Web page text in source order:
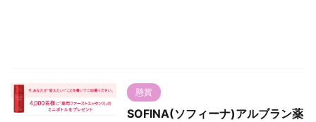
懸賞
SOFINA(ソフィーナ)アルブラン薬